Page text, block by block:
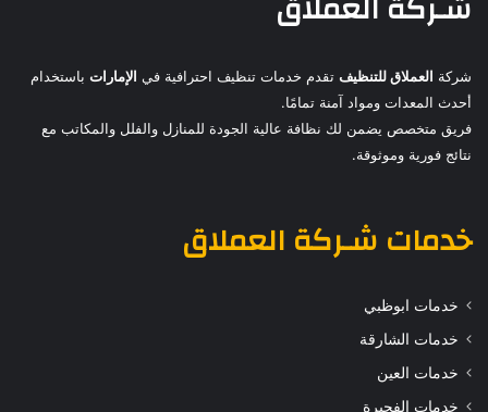
شركة العملاق للتنظيف تقدم خدمات تنظيف احترافية في الإمارات باستخدام
أحدث المعدات ومواد آمنة تمامًا.
فريق متخصص يضمن لك نظافة عالية الجودة للمنازل والفلل والمكاتب مع
نتائج فورية وموثوقة.
خدمات شـركة العملاق
خدمات ابوظبي
خدمات الشارقة
خدمات العين
خدمات الفجيرة